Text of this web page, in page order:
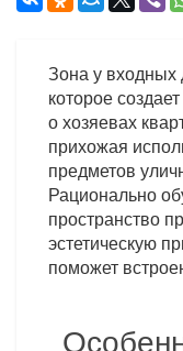
Зона у входных
которое
о хозяевах
прихожая
предметов
Рационально
пространство
эстетическую
поможет